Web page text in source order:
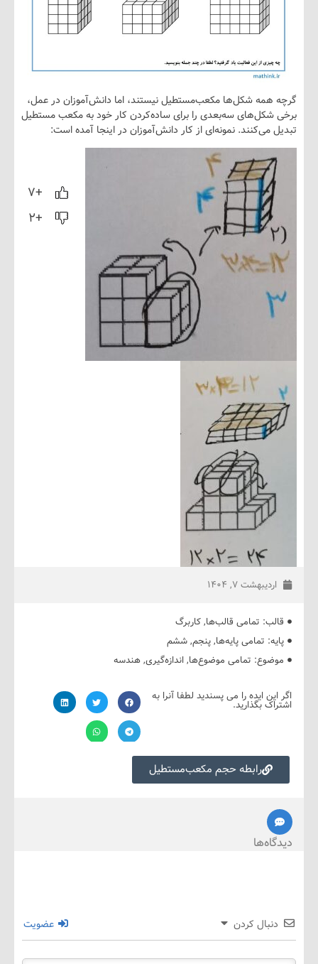
شکل‌ها مکعب‌مستطیل نیستند، اما دانش‌آموزان در عمل،
سه‌بعدی را برای ساده‌کردن کار خود به مکعب مستطیل
نمونه‌ای از کار دانش‌آموزان در اینجا آمده است:
۷, ۱۴۰۴
تمامی قالب‌ها,کاربرگ
تمامی پایه‌ها,پنجم,ششم
تمامی موضوع‌ها, اندازه‌گیری,هندسه
ایده را می پسندید لطفا آنرا به
بگذارید.
رابطه حجم مکعب‌مستطیل
کردن عضویت